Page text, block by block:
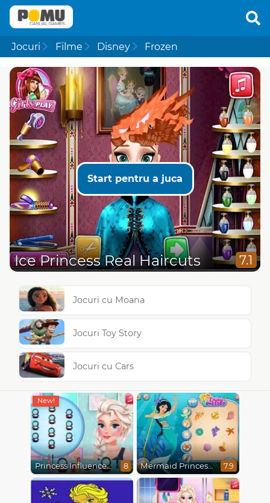
Jocuri Filme Disney Frozen
Start pentru a juca
Ice Princess Real Haircuts 7.1
Jocuri cu Moana
Jocuri Toy Story
Jocuri cu Cars
Princess Influencer Winter Wonderland 8 Mermaid Princesses 7.9